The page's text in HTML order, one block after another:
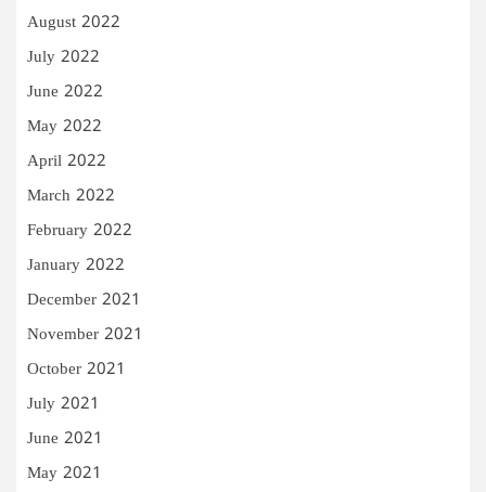
August 2022
July 2022
June 2022
May 2022
April 2022
March 2022
February 2022
January 2022
December 2021
November 2021
October 2021
July 2021
June 2021
May 2021